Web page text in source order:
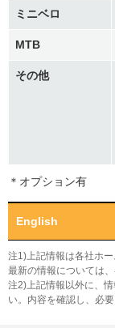
ミニベロ
MTB
その他
＊オプション有
English
注1)上記情報は各社ホ
最新の情報については
注2)上記情報以外に、
い。内容を確認し、必